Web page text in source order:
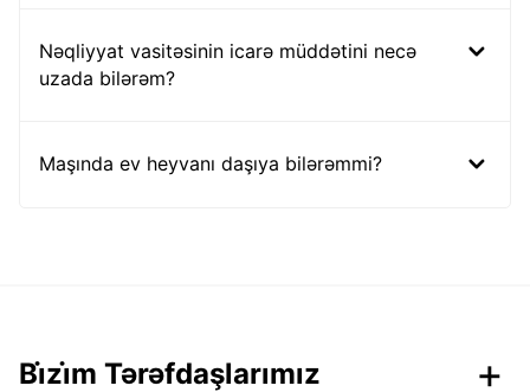
Nəqliyyat vasitəsinin icarə müddətini necə
uzada bilərəm?
Maşında ev heyvanı daşıya bilərəmmi?
Bi̇zi̇m Tərəfdaşlarımız